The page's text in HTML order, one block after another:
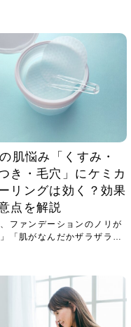
肌悩み「くすみ・
き・毛穴」にケミカ
リングは効く？効果
点を解説
、ファンデーションのノリが
「肌がなんだかザラザラ、